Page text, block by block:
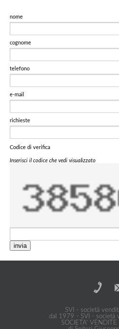
nome
cognome
telefono
e-mail
richieste
Codice di verifica
Inserisci il codice che vedi visualizzato
invia
SVI - società
dal 1979 - SVI - società
SOCIETA' VENDITE